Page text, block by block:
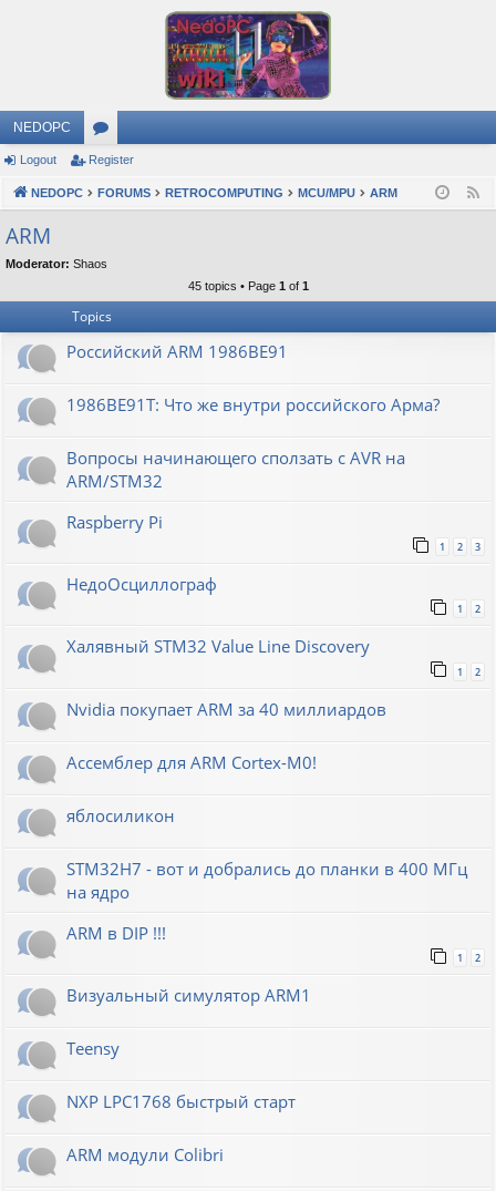
NEDOPC
or
u
s
Logout Register
NEDOPC FORUMS RETROCOMPUTING MCU/MPU ARM
ARM
Moderator: Shaos
45 topics • Page 1 of 1
Topics
Российский ARM 1986ВЕ91
1986ВЕ91Т: Что же внутри российского Арма?
Вопросы начинающего сползать с AVR на
ARM/STM32
Raspberry Pi
1 2 3
НедоОсциллограф
1 2
Халявный STM32 Value Line Discovery
1 2
Nvidia покупает ARM за 40 миллиардов
Ассемблер для ARM Cortex-M0!
яблосиликон
STM32H7 - вот и добрались до планки в 400 МГц
на ядро
ARM в DIP !!!
1 2
Визуальный симулятор ARM1
Teensy
NXP LPC1768 быстрый старт
ARM модули Colibri